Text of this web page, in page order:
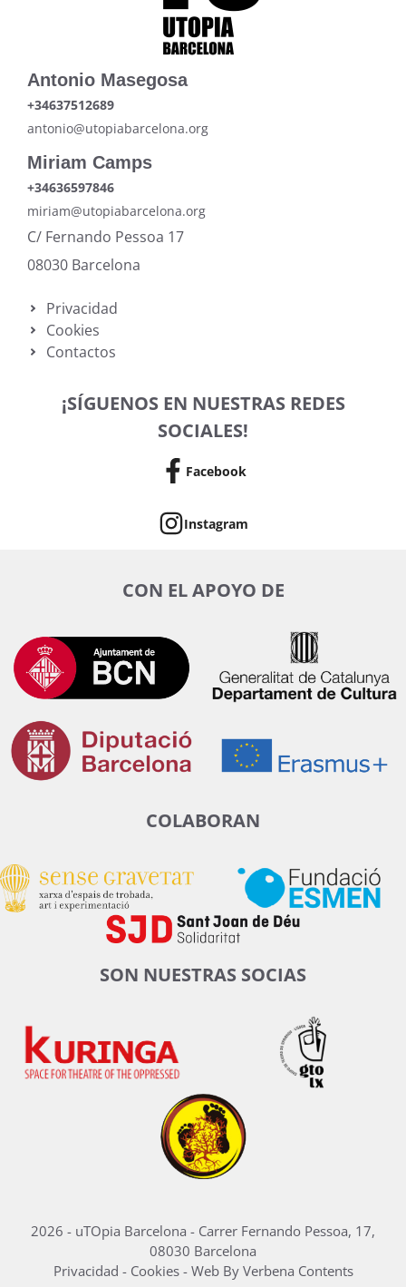
Antonio Masegosa
+34637512689
antonio@utopiabarcelona.org
Miriam Camps
+34636597846
miriam@utopiabarcelona.org
C/ Fernando Pessoa 17
08030 Barcelona
Privacidad
Cookies
Contactos
¡SÍGUENOS EN NUESTRAS REDES
SOCIALES!
Facebook
Instagram
CON EL APOYO DE
COLABORAN
SON NUESTRAS SOCIAS
2026 - uTOpia Barcelona - Carrer Fernando Pessoa, 17,
08030 Barcelona
Privacidad - Cookies - Web By Verbena Contents